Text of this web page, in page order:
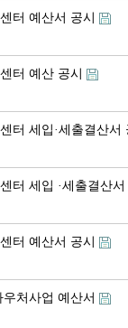
터 예산서 공시
터 예산 공시
터 세입·세출결산서
터 세입 ·세출결산서
터 예산서 공시
처사업 예산서